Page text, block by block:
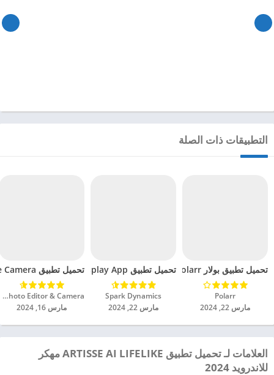
التطبيقات ذات الصلة
تحميل تطبيق بولار Polarr مهكر للاندرويد 2024
Polarr‏
مارس 22, 2024
تحميل تطبيق Al Cosplay App مهكر للاندرويد 2024
Spark Dynamics‏
مارس 22, 2024
تحميل تطبيق Coffee Camera مهكر للاندرويد 2024
Analog Film Photo & Photo Editor & Camera‏
مارس 16, 2024
العلامات لـ تحميل تطبيق ARTISSE AI LIFELIKE مهكر
للاندرويد 2024